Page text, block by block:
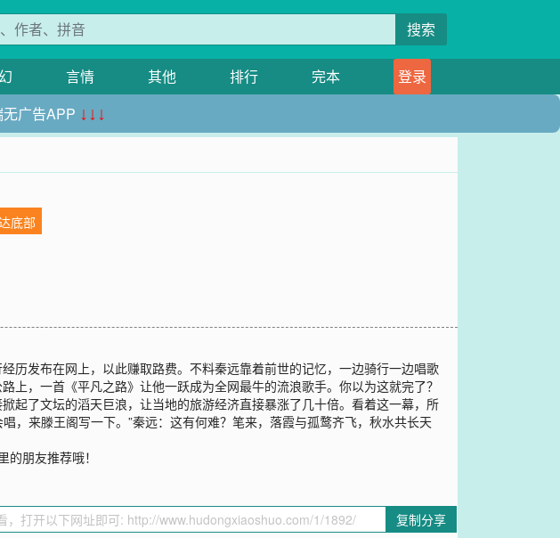
搜索
言情 其他 排行 完本
登录
广告APP ↓↓↓
底部
历发布在网上，以此赚取路费。不料秦远靠着前世的记忆，一边骑行一边唱歌
，一首《平凡之路》让他一跃成为全网最牛的流浪歌手。你以为这就完了？
起了文坛的滔天巨浪，让当地的旅游经济直接暴涨了几十倍。看着这一幕，所
，来滕王阁写一下。”秦远：这有何难？笔来，落霞与孤鹜齐飞，秋水共长天
朋友推荐哦！
复制分享